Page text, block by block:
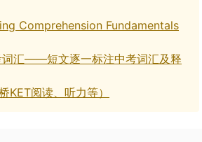
Comprehension Fundamentals
词汇——短文逐一标注中考词汇及释
KET阅读、听力等）